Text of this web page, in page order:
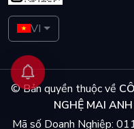
VI
© Bản quyền thuộc về
NGHỆ MAI
Mã số Doanh Nghiệp: